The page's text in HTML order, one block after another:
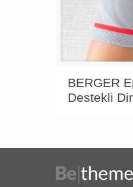
BERGER
Destekli